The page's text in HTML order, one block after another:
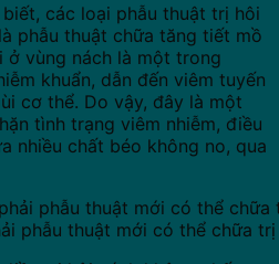
các loại phẫu thuật trị hôi
phẫu thuật chữa tăng tiết mồ
ở vùng nách là một trong
khuẩn, dẫn đến viêm tuyến
cơ thể. Do vậy, đây là một
tình trạng viêm nhiễm, điều
nhiều chất béo không no, qua
phẫu thuật mới có thể chữa